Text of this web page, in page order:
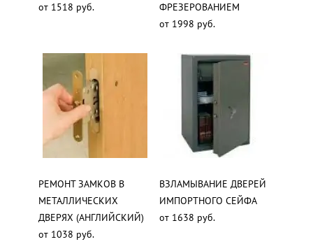
от 1518 руб.
ФРЕЗЕРОВАНИЕМ
от 1998 руб.
РЕМОНТ ЗАМКОВ В
МЕТАЛЛИЧЕСКИХ
ДВЕРЯХ (АНГЛИЙСКИЙ)
от 1038 руб.
ВЗЛАМЫВАНИЕ ДВЕРЕЙ
ИМПОРТНОГО СЕЙФА
от 1638 руб.